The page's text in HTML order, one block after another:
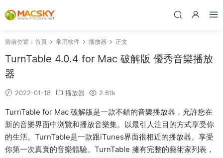
當前位置： 首頁 常用軟件 播放器 正文
TurnTable 4.0.4 for Mac 破解版 優秀音樂播放
器
2022-01-18 播放器 2.61k
TurnTable for Mac 破解版是一款不錯的音樂播放器，允許您在
新的音樂界面中浏覽和播放音樂集。以最引人注目的方式享受你
的生活。TurnTable是一款跟iTunes界面很相近的播放器。享受
你第一次真實的音樂體驗。TurnTable 擁有完整的藝術家列表，